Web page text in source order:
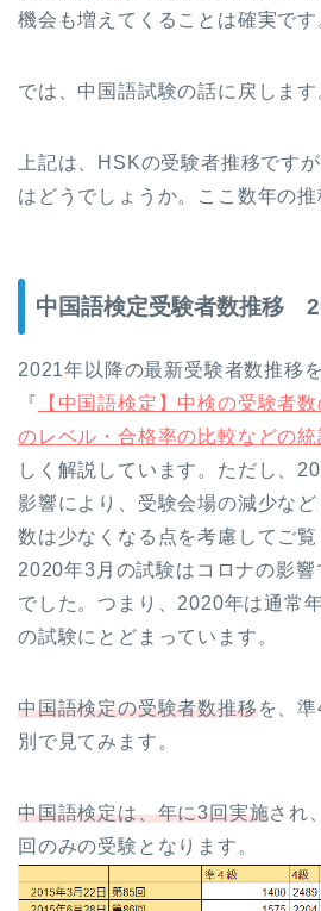
機会も増えてくることは確実です
では、中国語試験の話に戻します
上記は、HSKの受験者推移です
はどうでしょうか。ここ数年の推
中国語検定受験者数推移
2021年以降の最新受験者数推移
『
【中国語検定】中検の受験者
のレベル・合格率の比較などの統
しく解説しています。ただし、
影響により、受験会場の減少な
数は少なくなる点を考慮してご覧
2020年3月の試験はコロナの影
でした。つまり、2020年は通常
の試験にとどまっています。
中国語検定の受験者数推移を、
別で見てみます。
中国語検定は、年に3回実施され
回のみの受験となります。